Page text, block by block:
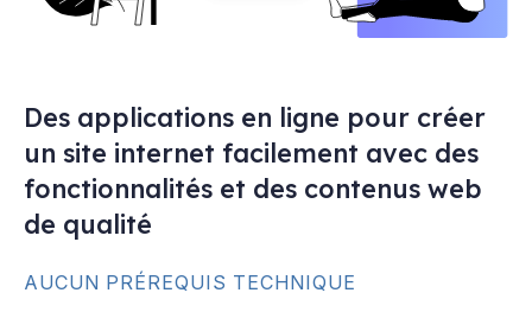
Des applications en ligne pour créer
un site internet facilement avec des
fonctionnalités et des contenus web
de qualité
AUCUN PRÉREQUIS TECHNIQUE